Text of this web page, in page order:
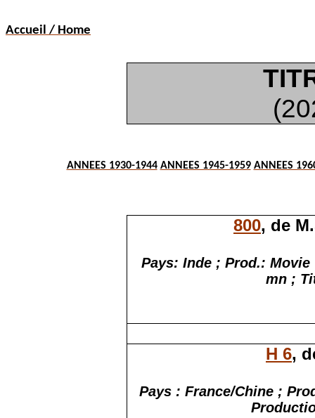
Accueil / Home
ANNEES 1930-1944 ANNEES 1945-1959 ANNEES
800, de
Pays: Inde ; Prod.: Movie
mn ;
H 6,
Pays : France/Chine ;